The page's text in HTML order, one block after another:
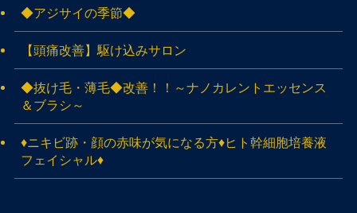
◆アジサイの季節◆
【頭痛改善】駆け込みサロン
◆抜け毛・薄毛◆改善！！～ナノカレントエッセンス
＆ブラシ～
♦ニキビ跡・顔の赤味が気になる方♦ヒト幹細胞培養液
フェイシャル♦